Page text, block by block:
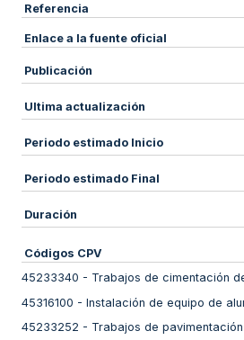
Referencia
Enlace a la fuente oficial
Publicación
Ultima actualización
Periodo estimado Inicio
Periodo estimado Final
Duración
Códigos CPV
45233340 - Trabajos de cimentación
45316100 - Instalación de equipo de
45233252 - Trabajos de